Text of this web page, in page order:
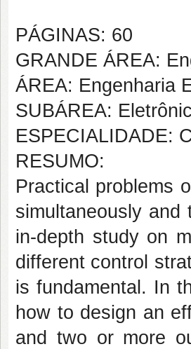
PÁGINAS: 60
GRANDE ÁREA:
ÁREA: Engenharia
SUBÁREA:
ESPECIALIDADE:
RESUMO:
Practical problems
simultaneously
in-depth study on
different control
is fundamental. In
how to design an
and two or more